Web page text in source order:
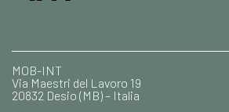
MOB-INT
Via Maestri del Lavoro 19
20832 Desio (MB) – Italia